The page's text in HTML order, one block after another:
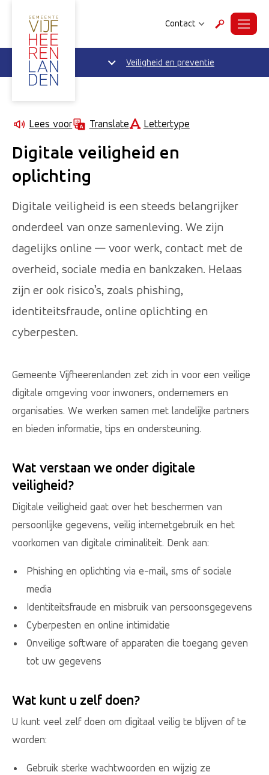
Contact ZoekenMenu
Veiligheid en preventie
Lees voor Translate Lettertype
Digitale veiligheid en
oplichting
Digitale veiligheid is een steeds belangrijker
onderdeel van onze samenleving. We zijn
dagelijks online — voor werk, contact met de
overheid, sociale media en bankzaken. Helaas
zijn er ook risico’s, zoals phishing,
identiteitsfraude, online oplichting en
cyberpesten.
Gemeente Vijfheerenlanden zet zich in voor een veilige
digitale omgeving voor inwoners, ondernemers en
organisaties. We werken samen met landelijke partners
en bieden informatie, tips en ondersteuning.
Wat verstaan we onder digitale
veiligheid?
Digitale veiligheid gaat over het beschermen van
persoonlijke gegevens, veilig internetgebruik en het
voorkomen van digitale criminaliteit. Denk aan:
Phishing en oplichting via e-mail, sms of sociale
media
Identiteitsfraude en misbruik van persoonsgegevens
Cyberpesten en online intimidatie
Onveilige software of apparaten die toegang geven
tot uw gegevens
Wat kunt u zelf doen?
U kunt veel zelf doen om digitaal veilig te blijven of te
worden:
Gebruik sterke wachtwoorden en wijzig ze